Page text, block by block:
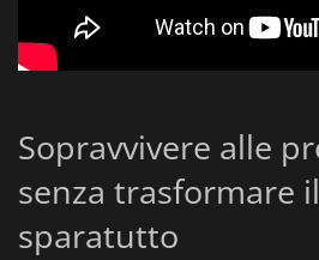
Sopravvivere alle
senza trasformare
sparatutto